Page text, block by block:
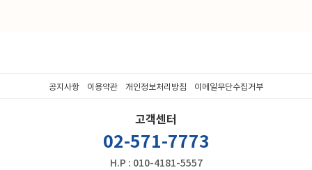
공지사항 이용약관 개인정보처리방침 이메일무단수집거부
고객센터
02-571-7773
H.P : 010-4181-5557